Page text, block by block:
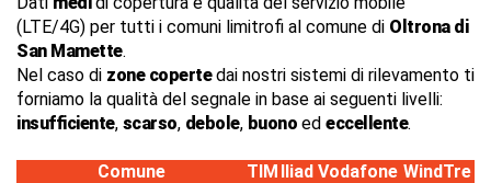
(LTE/4G) per tutti i comuni limitrofi al comune di Oltrona di
San Mamette.
Nel caso di zone copertedai nostri sistemi di rilevamento ti
forniamo la qualità del segnale in base ai seguenti livelli:
insufficiente, scarso, debole, buono ed eccellente.
Comune TIM Iliad Vodafone WindTre